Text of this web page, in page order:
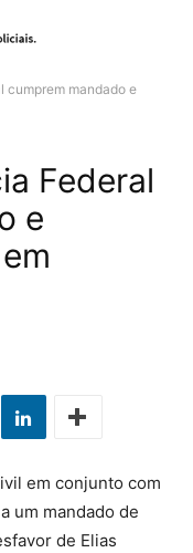
cumprem mandado e
Federal
e
em conjunto com
um mandado de
de Elias